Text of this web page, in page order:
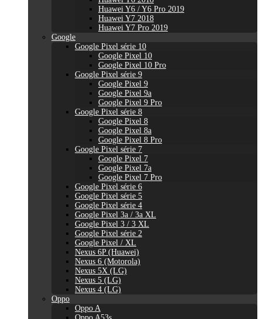
Huawei Y6 / Y6 Pro 2019
Huawei Y7 2018
Huawei Y7 Pro 2019
Google
Google Pixel série 10
Google Pixel 10
Google Pixel 10 Pro
Google Pixel série 9
Google Pixel 9
Google Pixel 9a
Google Pixel 9 Pro
Google Pixel série 8
Google Pixel 8
Google Pixel 8a
Google Pixel 8 Pro
Google Pixel série 7
Google Pixel 7
Google Pixel 7a
Google Pixel 7 Pro
Google Pixel série 6
Google Pixel série 5
Google Pixel série 4
Google Pixel 3a / 3a XL
Google Pixel 3 / 3 XL
Google Pixel série 2
Google Pixel / XL
Nexus 6P (Huawei)
Nexus 6 (Motorola)
Nexus 5X (LG)
Nexus 5 (LG)
Nexus 4 (LG)
Oppo
Oppo A